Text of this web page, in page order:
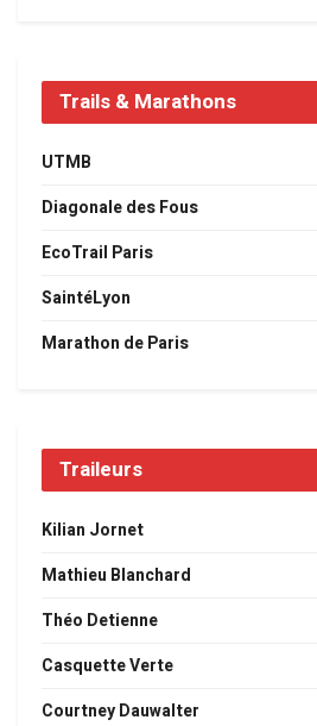
Trails & Marathons
UTMB
Diagonale des Fous
EcoTrail Paris
SaintéLyon
Marathon de Paris
Traileurs
Kilian Jornet
Mathieu Blanchard
Théo Detienne
Casquette Verte
Courtney Dauwalter